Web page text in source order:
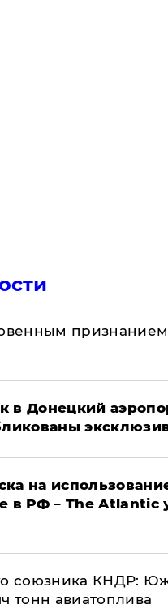
в Донецкий
на
в РФ – The Atlantic
союзника КНДР:
тонн авиатоплива